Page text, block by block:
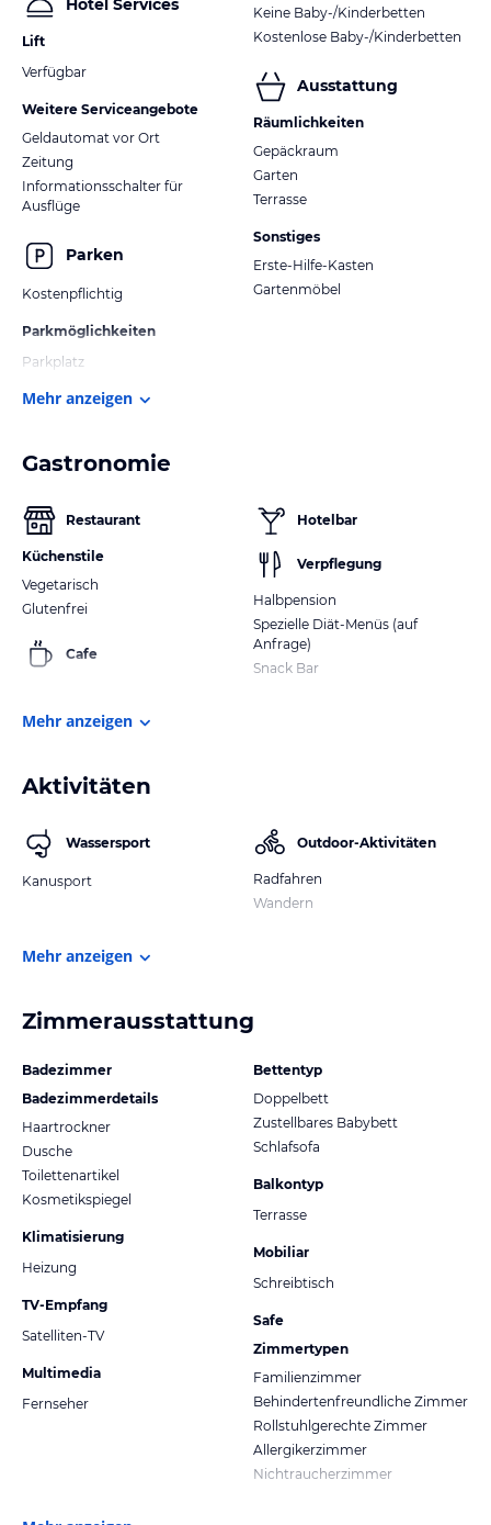
Hotel Services
Lift
Verfügbar
Weitere Serviceangebote
Geldautomat vor Ort
Zeitung
Informationsschalter für
Ausflüge
Parken
Kostenpflichtig
Parkmöglichkeiten
Parkplatz
Keine Baby-/Kinderbetten
Kostenlose Baby-/Kinderbetten
Ausstattung
Räumlichkeiten
Gepäckraum
Garten
Terrasse
Sonstiges
Erste-Hilfe-Kasten
Gartenmöbel
Mehr anzeigen
Gastronomie
Restaurant
Küchenstile
Vegetarisch
Glutenfrei
Cafe
Hotelbar
Verpflegung
Halbpension
Spezielle Diät-Menüs (auf
Anfrage)
Snack Bar
Mehr anzeigen
Aktivitäten
Wassersport
Kanusport
Outdoor-Aktivitäten
Radfahren
Wandern
Mehr anzeigen
Zimmerausstattung
Badezimmer
Badezimmerdetails
Haartrockner
Dusche
Toilettenartikel
Kosmetikspiegel
Klimatisierung
Heizung
TV-Empfang
Satelliten-TV
Multimedia
Fernseher
Bettentyp
Doppelbett
Zustellbares Babybett
Schlafsofa
Balkontyp
Terrasse
Mobiliar
Schreibtisch
Safe
Zimmertypen
Familienzimmer
Behindertenfreundliche Zimmer
Rollstuhlgerechte Zimmer
Allergikerzimmer
Nichtraucherzimmer